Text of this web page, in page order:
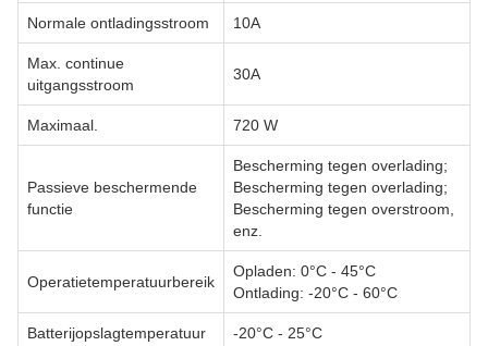
Normale ontladingsstroom 10A
Max. continue
uitgangsstroom
30A
Maximaal. 720 W
Passieve beschermende
functie
Bescherming tegen overlading;
Bescherming tegen overlading;
Bescherming tegen overstroom,
enz.
Operatietemperatuurbereik
Opladen: 0°C - 45°C
Ontlading: -20°C - 60°C
Batterijopslagtemperatuur -20°C - 25°C